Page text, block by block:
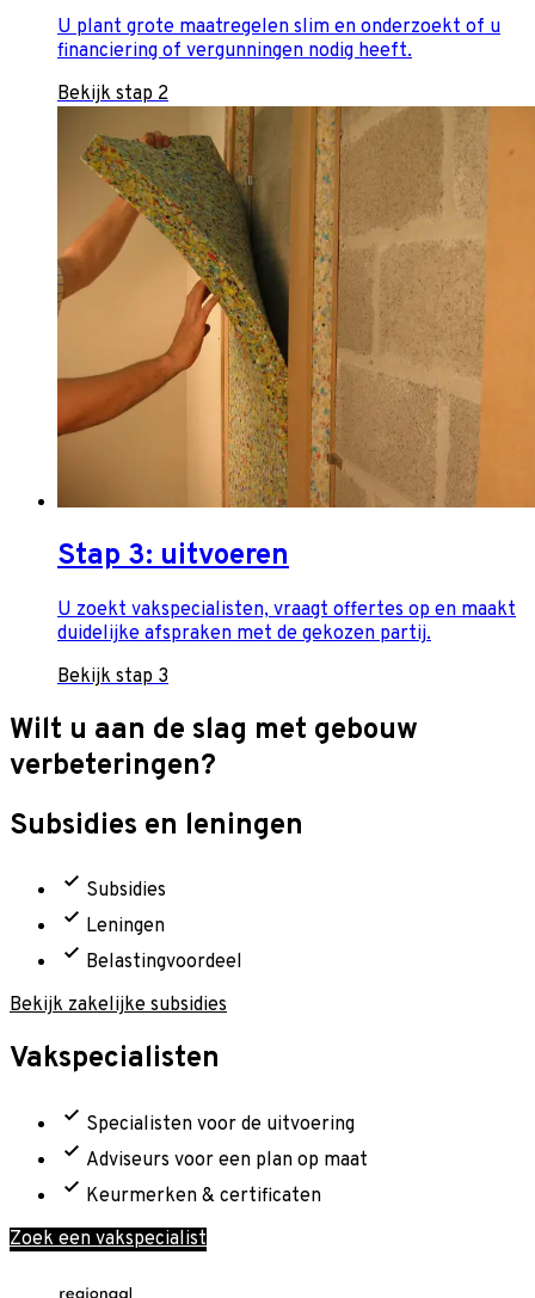
U plant grote maatregelen slim en onderzoekt of u
financiering of vergunningen nodig heeft.
Bekijk stap 2
Stap 3: uitvoeren
U zoekt vakspecialisten, vraagt offertes op en maakt
duidelijke afspraken met de gekozen partij.
Bekijk stap 3
Wilt u aan de slag met gebouw
verbeteringen?
Subsidies en leningen
Subsidies
Leningen
Belastingvoordeel
Bekijk zakelijke subsidies
Vakspecialisten
Specialisten voor de uitvoering
Adviseurs voor een plan op maat
Keurmerken & certificaten
Zoek een vakspecialist